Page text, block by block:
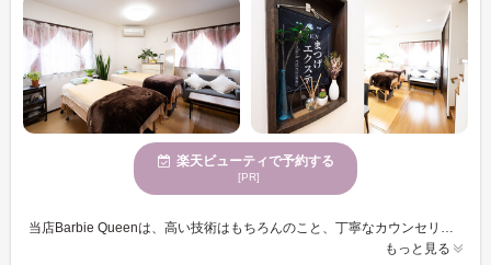
楽天ビューティで予約する
[PR]
当店Barbie Queenは、高い技術はもちろんのこと、丁寧なカウンセリングでマツエク初心者の方も安心してお越し頂けるサロンです。 使用する素材にもとことんこだわっています。 全メニュー、繊細な最高級エクステを使用！ 国産グルー使用で敏感肌の方にも安心◎持続力にも好評を頂いています。 目元ケアのオプションメニューも豊富で、まつげに優しい施術をご提供♪ スピーディーで高度な施術を提供し、仕上がりもご満足！ どこよりも早い30分施術は、フラットラッシュ80本3,700円～バインドロック￥7900～ ボリュームラッシュは6,680円～からご案内しています。 ヒト幹細胞培養液導入付きパリジェンヌラッシュリフト5500円！ 自まつ毛になじんで自然なのにしっかり印象付ける目元に。 カール、太さ、長さも豊富にご用意しておりますので、自由にお選びいただけます。 貴女の持つ美しさをより輝かせます。
もっと見る